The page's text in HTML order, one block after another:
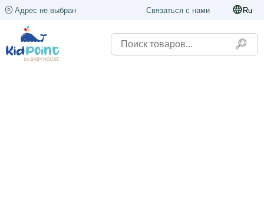
Адрес не выбран Связаться с нами Ru